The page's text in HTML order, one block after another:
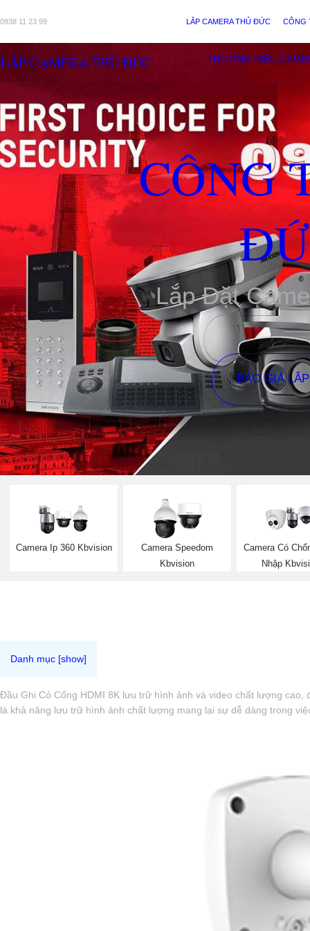
0938 11 23 99 LẮP CAMERA THỦ ĐỨC CÔNG
LẮP CAMERA THỦ ĐỨC THƯƠNG HIỆU
CÔNG
Lắp Đặt
BÁO GIÁ
Camera Ip 360 Kbvision
Camera Speedom
Kbvision
Camera Có
Nhập
Đầu Ghi Có Cổng HDMI 8K lưu trữ hình ảnh và video chất lượng
là khả năng lưu trữ hình ảnh chất lượng mang lại sự dễ dàng trong